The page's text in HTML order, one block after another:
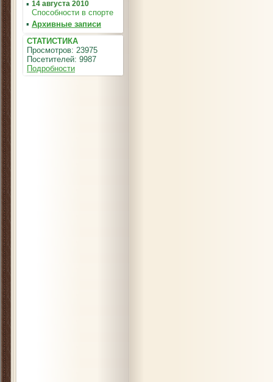
▪ 14 августа 2010
Способности в спорте
▪ Архивные записи
СТАТИСТИКА
Просмотров: 23975
Посетителей: 9987
Подробности